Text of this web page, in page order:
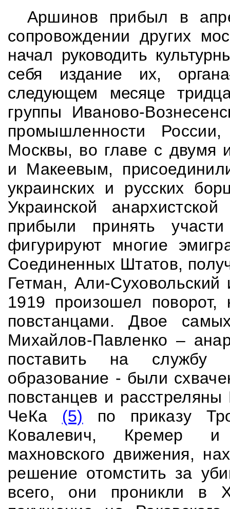
Аршинов прибыл в
сопровождении других
начал руководить
себя издание их,
следующем месяце трид
группы Иваново-
промышленности
Москвы, во главе с двумя
и Макеевым,
украинских и русских
Украинской
прибыли принять
фигурируют многие
Соединенных Штатов,
Гетман, Али-
1919 произошел
повстанцами. Двое
Михайлов-Павленко –
поставить на службу
образование - были
повстанцев и
ЧеКа (5) по приказу
Ковалевич, Кремер и
махновского движения,
решение отомстить за
всего, они проникли в